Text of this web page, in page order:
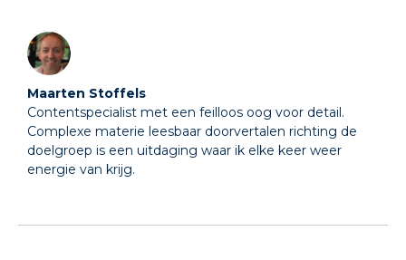
Maarten Stoffels
Contentspecialist met een feilloos oog voor detail.
Complexe materie leesbaar doorvertalen richting de
doelgroep is een uitdaging waar ik elke keer weer
energie van krijg.